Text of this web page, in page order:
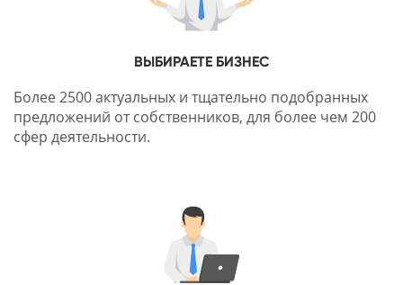
ВЫБИРАЕТЕ БИЗНЕС
Более 2500 актуальных и тщательно подобранных
предложений от собственников, для более чем 200
сфер деятельности.